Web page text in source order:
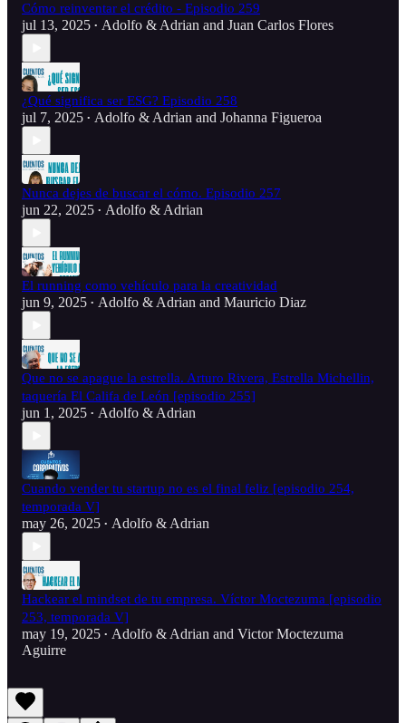
Cómo reinventar el crédito - Episodio 259
jul 13, 2025 • Adolfo & Adrian and Juan Carlos Flores
¿Qué significa ser ESG? Episodio 258
jul 7, 2025 • Adolfo & Adrian and Johanna Figueroa
Nunca dejes de buscar el cómo. Episodio 257
jun 22, 2025 • Adolfo & Adrian
El running como vehículo para la creatividad
jun 9, 2025 • Adolfo & Adrian and Mauricio Diaz
Que no se apague la estrella. Arturo Rivera, Estrella Michellin,
taquería El Califa de León [episodio 255]
jun 1, 2025 • Adolfo & Adrian
Cuando vender tu startup no es el final feliz [episodio 254,
temporada V]
may 26, 2025 • Adolfo & Adrian
Hackear el mindset de tu empresa. Víctor Moctezuma [episodio
253, temporada V]
may 19, 2025 • Adolfo & Adrian and Victor Moctezuma
Aguirre